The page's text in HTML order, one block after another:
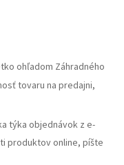
ohľadom Záhradného
tovaru na predajni,
týka objednávok z e-
produktov online, píšte